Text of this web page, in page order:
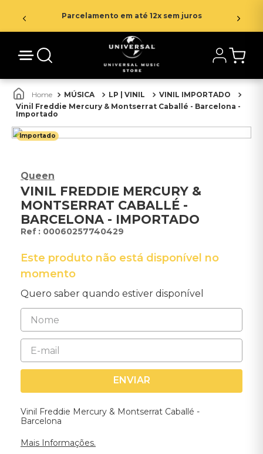
Parcelamento em até 12x sem juros
MÚSICA LP | VINIL
VINIL IMPORTADO
Vinil Freddie Mercury & Montserrat Caballé - Barcelona -
Importado
Importado
Queen
VINIL FREDDIE MERCURY &
MONTSERRAT CABALLÉ -
BARCELONA - IMPORTADO
: 00060257740429
Este produto não está disponível no
momento
Quero saber quando estiver disponível
ENVIAR
Vinil Freddie Mercury & Montserrat Caballé -
Barcelona
Mais Informações.